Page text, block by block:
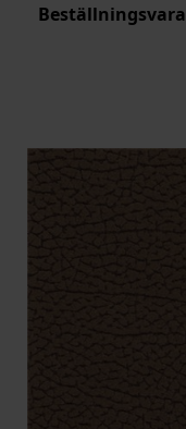
Beställningsvara